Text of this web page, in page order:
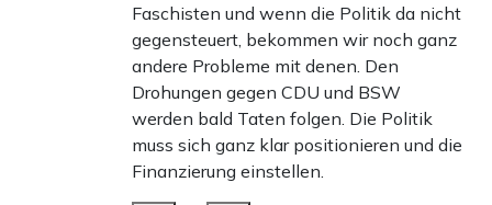
Faschisten und wenn die Politik da nicht
gegensteuert, bekommen wir noch ganz
andere Probleme mit denen. Den
Drohungen gegen CDU und BSW
werden bald Taten folgen. Die Politik
muss sich ganz klar positionieren und die
Finanzierung einstellen.